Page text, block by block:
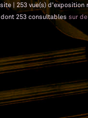
| 253 vue(s) d'exposition
253 consultables sur